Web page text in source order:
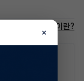
저공해차량이란?
×